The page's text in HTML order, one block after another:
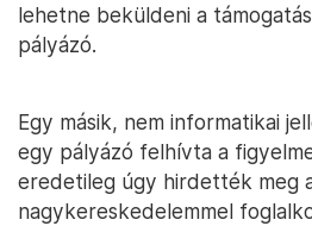
lehetne beküldeni a
pályázó.
Egy másik, nem informatikai
egy pályázó felhívta a
eredetileg úgy hirdették meg
nagykereskedelemmel